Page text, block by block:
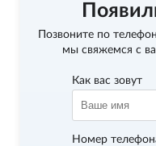
Позвоните по
мы свяжемся с
Как вас зовут
Номер